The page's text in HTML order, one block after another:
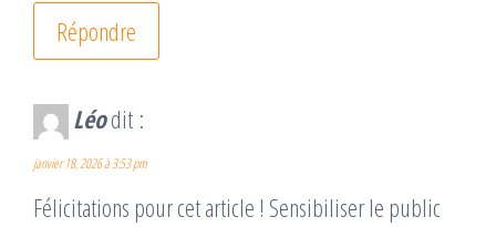
Répondre
Léodit :
janvier 18, 2026 à 3:53 pm
Félicitations pour cet article ! Sensibiliser le public